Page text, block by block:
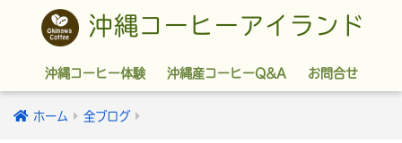
沖縄コーヒーアイランド
沖縄コーヒー体験 沖縄産コーヒーQ&A お問合せ
ホーム 全ブログ